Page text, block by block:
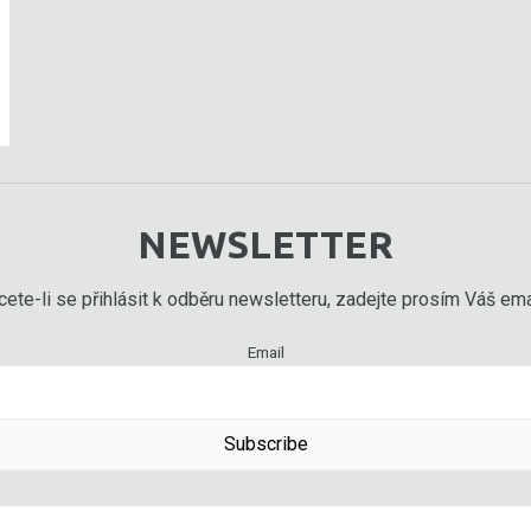
NEWSLETTER
li se přihlásit k odběru newsletteru, zadejte prosím Váš
Email
Subscribe